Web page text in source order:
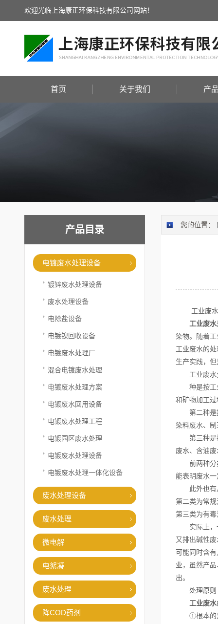
欢迎光临上海康正环保科技有限公司网站！
首页 关于我们 产
产品目录
电镀废水处理设备
镀锌废水处理设备
废水处理设备
电除盐设备
电镀镍回收设备
电镀废水处理厂
混合电镀废水处理
电镀废水处理方案
电镀废水回用设备
电镀废水处理工程
电镀园区废水处理
电镀废水处理设备
电镀废水处理一体化设备
废水处理设备
废水处理
微电解
电絮凝
废水处理
降COD药剂
您的位置：
工业废水
工业废水
染物。随着
工业废水的
生产实践，
工业废水
种是按工业
和矿物加工
第二种是按
染料废水、
第三种是按
废水、含油
前两种分类
能表明废水
此外也有从
第二类为常
第三类为有
实际上，一
又排出碱性
可能同时含
业，虽然产
出。
处理原则
工业废水
①根本的是